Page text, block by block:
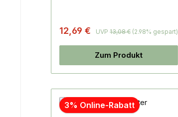
12,69 € UVP 13,08 € (2.98% gespart)
Zum Produkt
3% Online-Rabatt